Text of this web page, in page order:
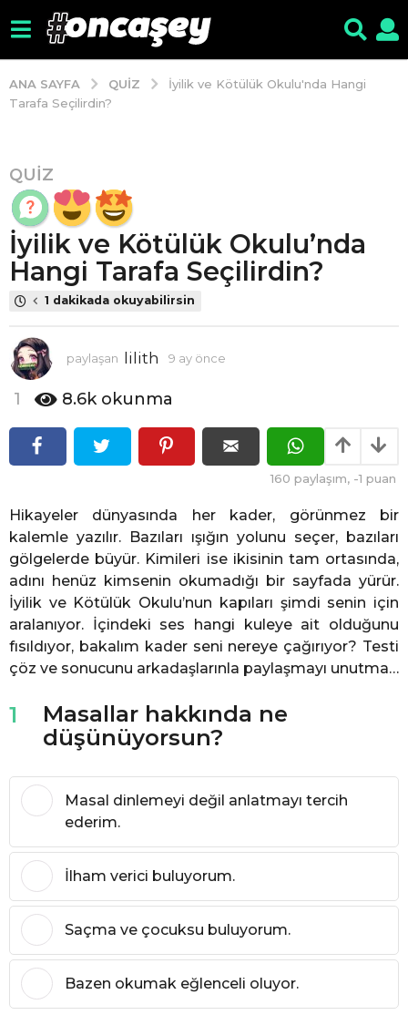
ANA SAYFA QUIZ
İyilik ve Kötülük Okulu'nda Hangi
Tarafa Seçilirdin?
9
a
y
ö
n
c
e
a
y
ö
e
QUIZ
İyilik ve Kötülük Okulu’nda
Hangi Tarafa Seçilirdin?
1 dakikada okuyabilirsin
paylaşan lilith 9 ay önce
n
c
1 8.6k okunma
160 paylaşım, -1 puan
Hikayeler dünyasında her kader, görünmez bir
kalemle yazılır. Bazıları ışığın yolunu seçer, bazıları
gölgelerde büyür. Kimileri ise ikisinin tam ortasında,
adını henüz kimsenin okumadığı bir sayfada yürür.
İyilik ve Kötülük Okulu’nun kapıları şimdi senin için
aralanıyor. İçindeki ses hangi kuleye ait olduğunu
fısıldıyor, bakalım kader seni nereye çağırıyor? Testi
çöz ve sonucunu arkadaşlarınla paylaşmayı unutma…
1
Masallar hakkında ne
düşünüyorsun?
Masal dinlemeyi değil anlatmayı tercih
ederim.
İlham verici buluyorum.
Saçma ve çocuksu buluyorum.
Bazen okumak eğlenceli oluyor.